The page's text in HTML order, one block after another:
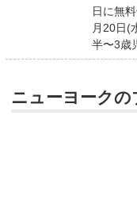
日に無
月20日(
半〜3歳
ニューヨーク